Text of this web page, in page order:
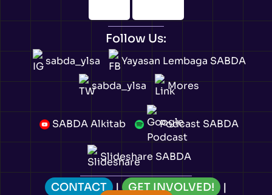
Follow Us:
sabda_ylsa
Yayasan Lembaga SABDA
sabda_ylsa
Mores
SABDA Alkitab Podcast SABDA
Slideshare SABDA
CONTACT | GET INVOLVED!
|